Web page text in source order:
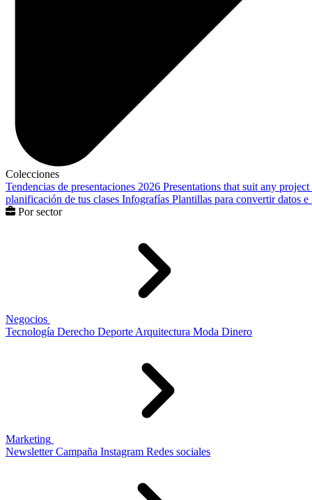
Colecciones
Tendencias de presentaciones 2026 Presentations that suit any project
planificación de tus clases Infografías Plantillas para convertir datos
Por sector
Negocios
Tecnología Derecho Deporte Arquitectura Moda Dinero
Marketing
Newsletter Campaña Instagram Redes sociales